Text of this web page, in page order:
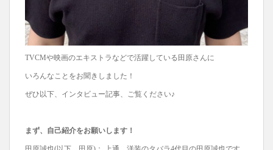
TVCMや映画のエキストラなどで活躍している田原さんに
いろんなことをお聞きしました！
ぜひ以下、インタビュー記事、ご覧ください♪
まず、自己紹介をお願いします！